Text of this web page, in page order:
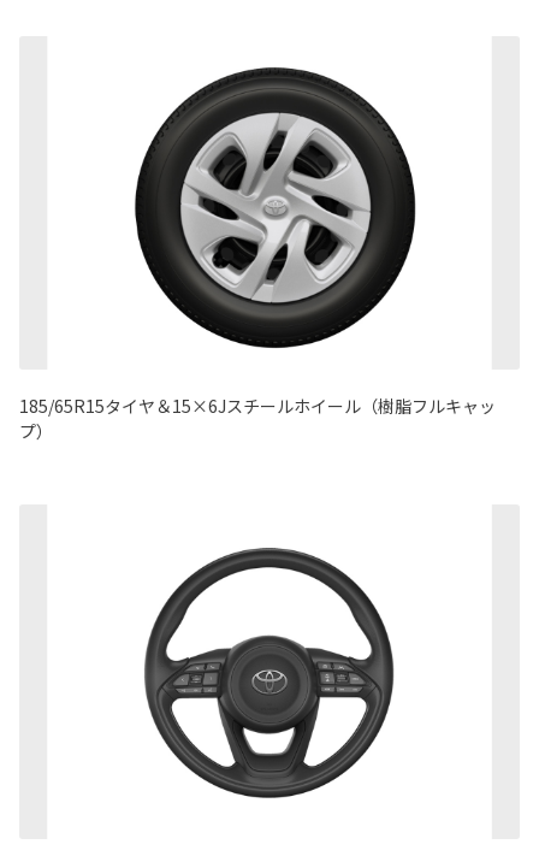
185/65R15タイヤ＆15×6Jスチールホイール（樹脂フルキャッ
プ）